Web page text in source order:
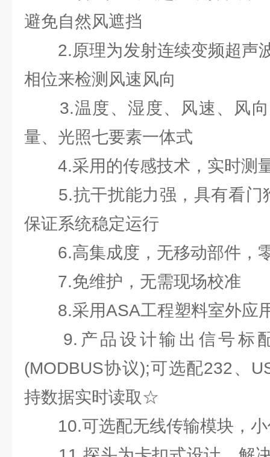
避免自然风遮挡
2.原理为发射连续变频超声
相位来检测风速风向
3.温度、湿度、风速、风向
量、光照七要素一体式
4.采用的传感技术，实时测
5.抗干扰能力强，具有看门
保证系统稳定运行
6.高集成度，无移动部件，
7.免维护，无需现场校准
8.采用ASA工程塑料室外应
9.产品设计输出信号标配
(MODBUS协议);可选配232、
持数据实时读取☆
10.可选配无线传输模块，小